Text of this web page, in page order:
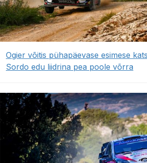
Ogier võitis pühapäevase esimese
Sordo edu liidrina pea poole võrra